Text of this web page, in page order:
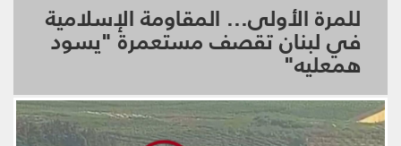
للمرة الأولى... المقاومة الإسلامية
في لبنان تقصف مستعمرة "يسود
همعليه"